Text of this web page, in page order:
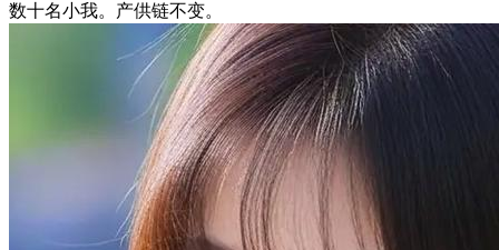
数十名小我。产供链不变。